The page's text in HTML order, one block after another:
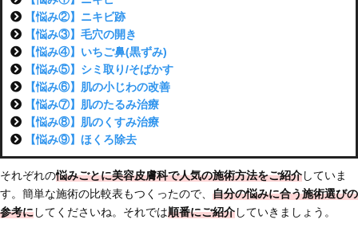
【悩み②】ニキビ跡
【悩み③】毛穴の開き
【悩み④】いちご鼻(黒ずみ)
【悩み⑤】シミ取り/そばかす
【悩み⑥】肌の小じわの改善
【悩み⑦】肌のたるみ治療
【悩み⑧】肌のくすみ治療
【悩み⑨】ほくろ除去
それぞれの悩みごとに美容皮膚科で人気の施術方法をご紹介していま
す。簡単な施術の比較表もつくったので、 自分の悩みに合う施術選びの
参考にしてくださいね。それでは順番にご紹介していきましょう。